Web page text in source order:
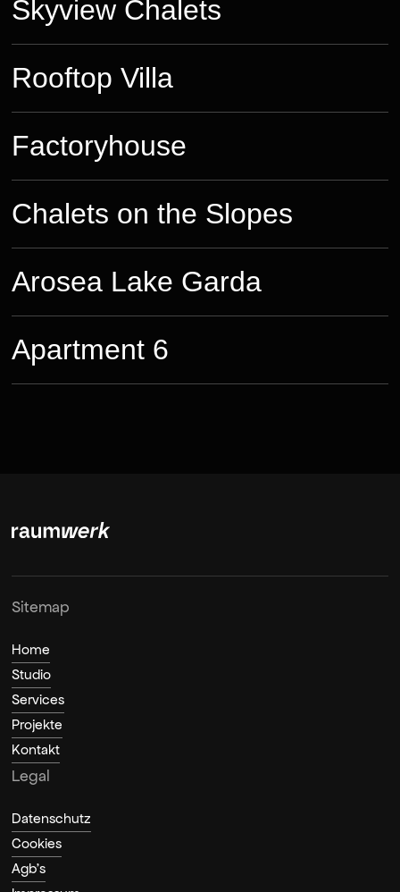
Skyview Chalets
Rooftop Villa
Factoryhouse
Chalets on the Slopes
Arosea Lake Garda
Apartment 6
Sitemap
Home
Studio
Services
Projekte
Kontakt
Legal
Datenschutz
Cookies
Agb's